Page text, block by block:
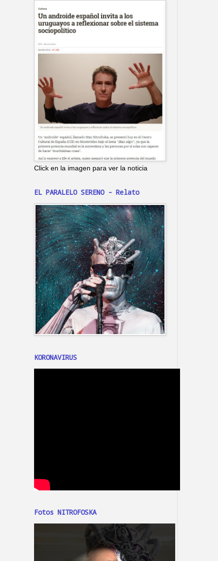
Click en la imagen para ver la noticia
EL PARALELO SERENO - Relato
KORONAVIRUS
Fotos NITROFOSKA